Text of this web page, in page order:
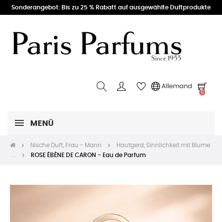
Sonderangebot: Bis zu 25 % Rabatt auf ausgewählte Duftprodukte
Allemand
0
MENÜ
Nische Duft, Frau - Mann
Hautgerd, Sinnlichkeit mit Blume
ROSE ÉBÈNE DE CARON - Eau de Parfum